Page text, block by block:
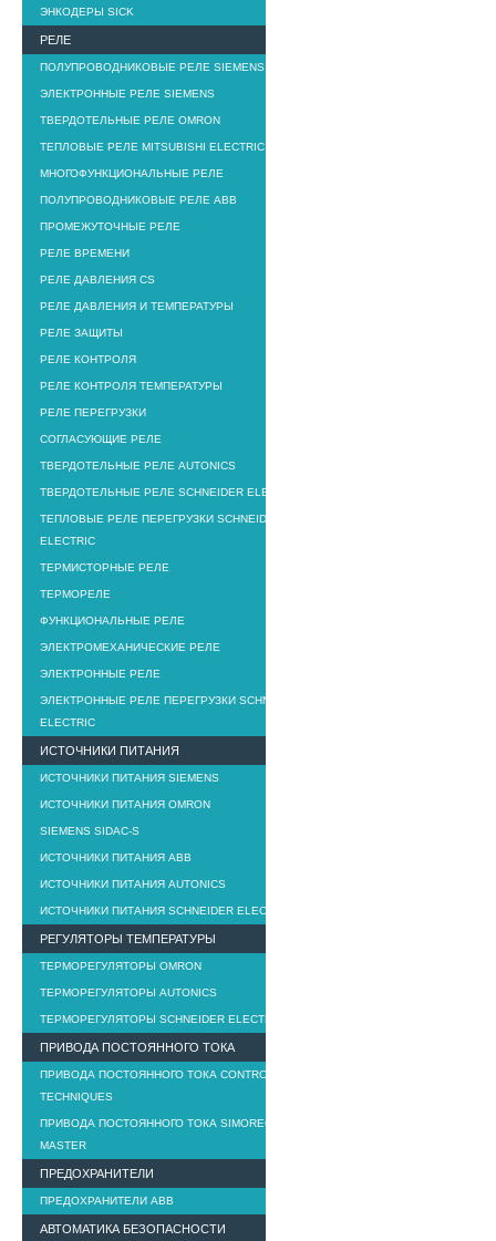
ЭНКОДЕРЫ SICK
РЕЛЕ
ПОЛУПРОВОДНИКОВЫЕ РЕЛЕ SIEMENS
ЭЛЕКТРОННЫЕ РЕЛЕ SIEMENS
ТВЕРДОТЕЛЬНЫЕ РЕЛЕ OMRON
ТЕПЛОВЫЕ РЕЛЕ MITSUBISHI ELECTRIC
МНОГОФУНКЦИОНАЛЬНЫЕ РЕЛЕ
ПОЛУПРОВОДНИКОВЫЕ РЕЛЕ ABB
ПРОМЕЖУТОЧНЫЕ РЕЛЕ
РЕЛЕ ВРЕМЕНИ
РЕЛЕ ДАВЛЕНИЯ CS
РЕЛЕ ДАВЛЕНИЯ И ТЕМПЕРАТУРЫ
РЕЛЕ ЗАЩИТЫ
РЕЛЕ КОНТРОЛЯ
РЕЛЕ КОНТРОЛЯ ТЕМПЕРАТУРЫ
РЕЛЕ ПЕРЕГРУЗКИ
СОГЛАСУЮЩИЕ РЕЛЕ
ТВЕРДОТЕЛЬНЫЕ РЕЛЕ AUTONICS
ТВЕРДОТЕЛЬНЫЕ РЕЛЕ SCHNEIDER ELECTRIC
ТЕПЛОВЫЕ РЕЛЕ ПЕРЕГРУЗКИ SCHNEIDER
ELECTRIC
ТЕРМИСТОРНЫЕ РЕЛЕ
ТЕРМОРЕЛЕ
ФУНКЦИОНАЛЬНЫЕ РЕЛЕ
ЭЛЕКТРОМЕХАНИЧЕСКИЕ РЕЛЕ
ЭЛЕКТРОННЫЕ РЕЛЕ
ЭЛЕКТРОННЫЕ РЕЛЕ ПЕРЕГРУЗКИ SCHNEIDER
ELECTRIC
ИСТОЧНИКИ ПИТАНИЯ
ИСТОЧНИКИ ПИТАНИЯ SIEMENS
ИСТОЧНИКИ ПИТАНИЯ OMRON
SIEMENS SIDAC-S
ИСТОЧНИКИ ПИТАНИЯ ABB
ИСТОЧНИКИ ПИТАНИЯ AUTONICS
ИСТОЧНИКИ ПИТАНИЯ SCHNEIDER ELECTRIC
РЕГУЛЯТОРЫ ТЕМПЕРАТУРЫ
ТЕРМОРЕГУЛЯТОРЫ OMRON
ТЕРМОРЕГУЛЯТОРЫ AUTONICS
ТЕРМОРЕГУЛЯТОРЫ SCHNEIDER ELECTRIC
ПРИВОДА ПОСТОЯННОГО ТОКА
ПРИВОДА ПОСТОЯННОГО ТОКА CONTROL
TECHNIQUES
ПРИВОДА ПОСТОЯННОГО ТОКА SIMOREG DC
MASTER
ПРЕДОХРАНИТЕЛИ
ПРЕДОХРАНИТЕЛИ ABB
АВТОМАТИКА БЕЗОПАСНОСТИ